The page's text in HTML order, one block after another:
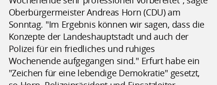
Oberbürgermeister Andreas Horn (CDU) am
Sonntag. "Im Ergebnis können wir sagen, dass die
Konzepte der Landeshauptstadt und auch der
Polizei für ein friedliches und ruhiges
Wochenende aufgegangen sind." Erfurt habe ein
"Zeichen für eine lebendige Demokratie" gesetzt,